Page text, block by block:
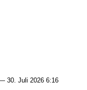
30. Juli 2026 6:16